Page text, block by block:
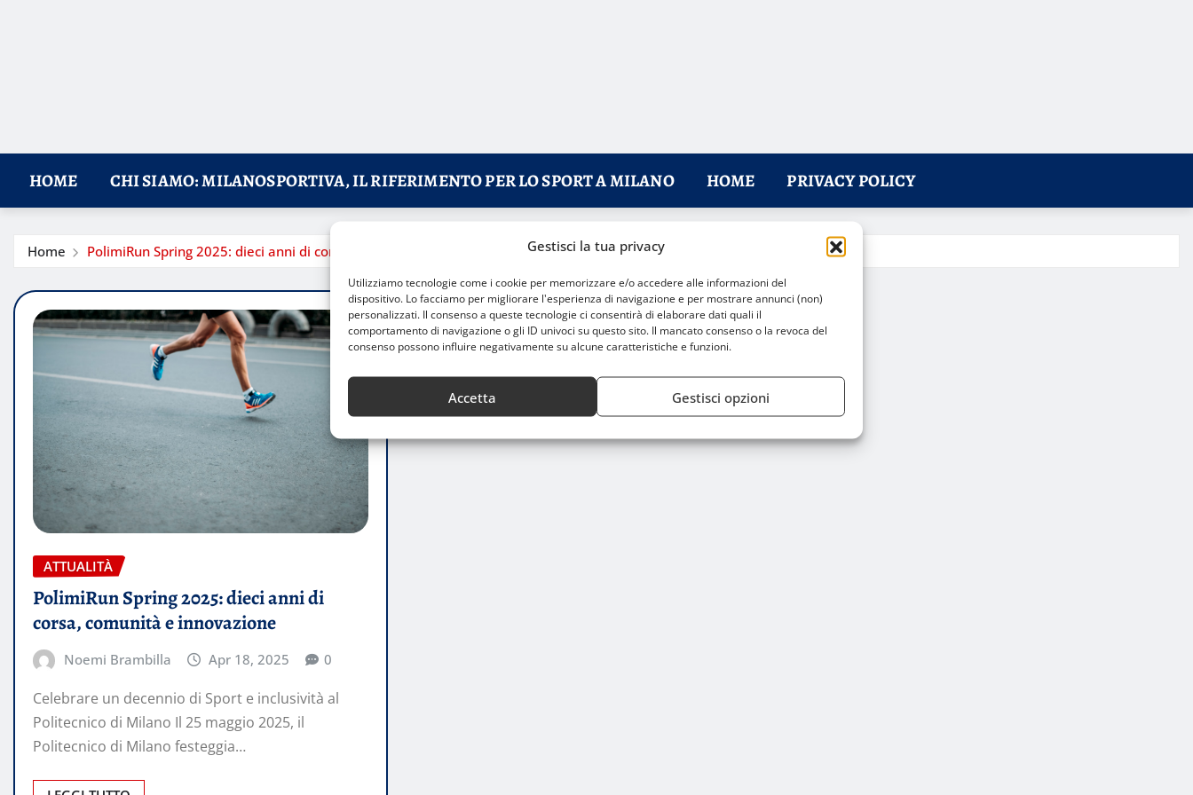
Gestisci la tua privacy
Utilizziamo tecnologie come i cookie per memorizzare e/o accedere alle informazioni del
dispositivo. Lo facciamo per migliorare l'esperienza di navigazione e per mostrare annunci (non)
personalizzati. Il consenso a queste tecnologie ci consentirà di elaborare dati quali il
comportamento di navigazione o gli ID univoci su questo sito. Il mancato consenso o la revoca del
consenso possono influire negativamente su alcune caratteristiche e funzioni.
Accetta Gestisci opzioni
HOME CHI SIAMO: MILANOSPORTIVA, IL RIFERIMENTO PER LO SPORT A MILANO HOME PRIVACY POLICY
Home PolimiRun Spring 2025: dieci anni di corsa, comunità e innovazione​
ATTUALITÀ
PolimiRun Spring 2025: dieci anni di
corsa, comunità e innovazione​
Noemi Brambilla Apr 18, 2025 0
Celebrare un decennio di Sport e inclusività al
Politecnico di Milano​ Il 25 maggio 2025, il
Politecnico di Milano festeggia…